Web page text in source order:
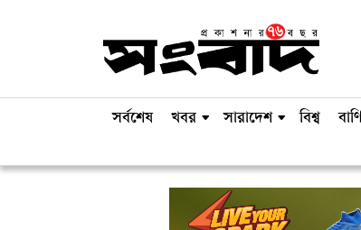
সর্বশেষ খবর সারাদেশ বিশ্ব